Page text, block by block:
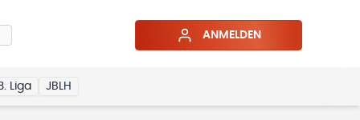
ANMELDEN
Liga JBLH